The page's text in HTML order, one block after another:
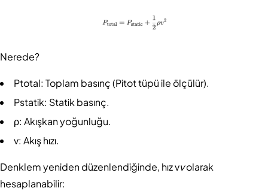
Nerede?
Ptotal: Toplam basınç (Pitot tüpü ile ölçülür).
Pstatik: Statik basınç.
ρ: Akışkan yoğunluğu.
v: Akış hızı.
Denklem yeniden düzenlendiğinde, hız vvolarak
hesaplanabilir: